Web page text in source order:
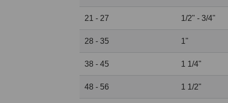
21 - 27 1/2" - 3/4"
28 - 35 1"
38 - 45 1 1/4"
48 - 56 1 1/2"